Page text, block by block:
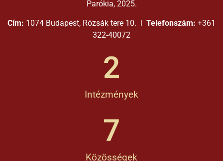
Parókia, 2025.
Cím: 1074 Budapest, Rózsák tere 10. ¦ Telefonszám: +361
322-40072
Intézmények
2
Közösségek
7